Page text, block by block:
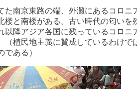
南京東路の端、外灘にあるコロニ
楼と南楼がある。古い時代の匂いを
以降アジア各国に残っているコロニ
（植民地主義に賛成しているわけで
ある）